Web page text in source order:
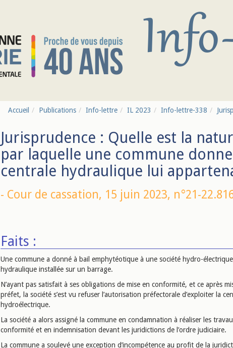
Accueil Publications Info-lettre IL 2023 Info-lettre-338
Jurisprudence : Quelle est la
par laquelle une commune
centrale hydraulique lui
- Cour de cassation, 15 juin 2023, n°21-
Faits :
Une commune a donné à bail emphytéotique à une société hydro-
hydraulique installée sur un barrage.
N’ayant pas satisfait à ses obligations de mise en conformité, et ce après
préfet, la société s’est vu refuser l’autorisation préfectorale d’exploiter la
hydroélectrique.
La société a alors assigné la commune en condamnation à réaliser les
conformité et en indemnisation devant les juridictions de l’ordre judiciaire.
La commune a soulevé une exception d’incompétence au profit de la